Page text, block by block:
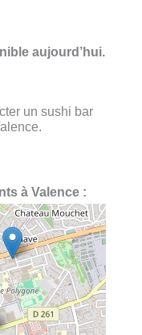
aujourd’hui.
un sushi bar
à Valence :